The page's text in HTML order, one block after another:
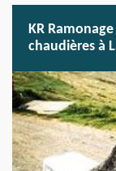
KR
chaudières à